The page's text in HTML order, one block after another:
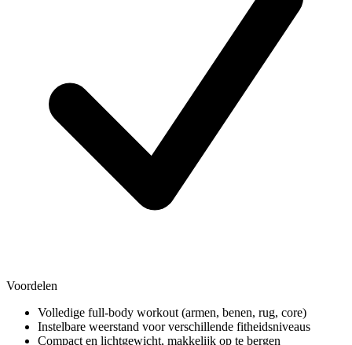
Voordelen
Volledige full-body workout (armen, benen, rug, core)
Instelbare weerstand voor verschillende fitheidsniveaus
Compact en lichtgewicht, makkelijk op te bergen